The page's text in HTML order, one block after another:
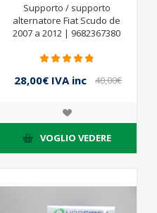
Supporto / supporto
alternatore Fiat Scudo de
2007 a 2012 | 9682367380
28,00€ IVA inc
40,00€
VOGLIO VEDERE